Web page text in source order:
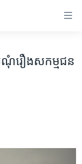
ណុំ​រឿង​សកម្មជន​